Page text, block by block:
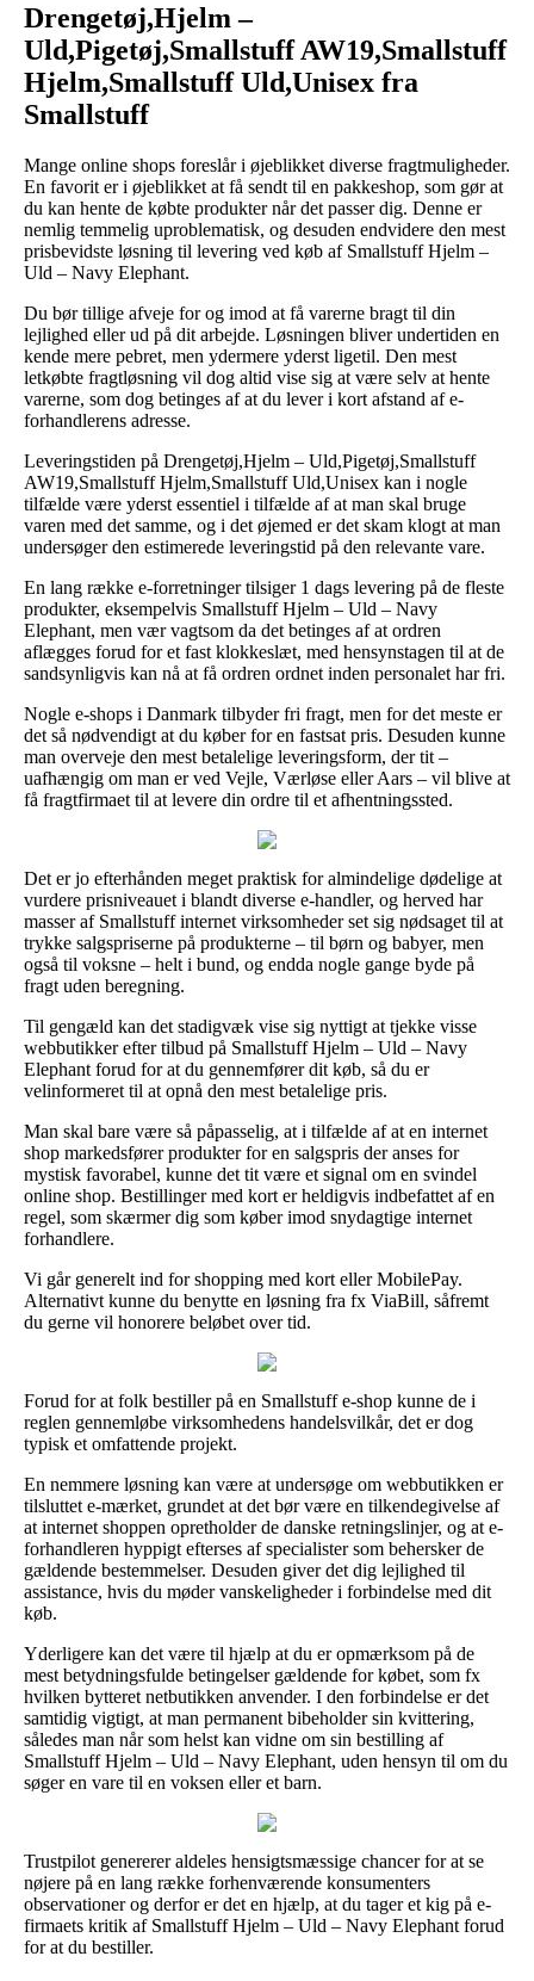
Drengetøj,Hjelm –
Uld,Pigetøj,Smallstuff AW19,Smallstuff
Hjelm,Smallstuff Uld,Unisex fra
Smallstuff
Mange online shops foreslår i øjeblikket diverse fragtmuligheder.
En favorit er i øjeblikket at få sendt til en pakkeshop, som gør at
du kan hente de købte produkter når det passer dig. Denne er
nemlig temmelig uproblematisk, og desuden endvidere den mest
prisbevidste løsning til levering ved køb af Smallstuff Hjelm –
Uld – Navy Elephant.
Du bør tillige afveje for og imod at få varerne bragt til din
lejlighed eller ud på dit arbejde. Løsningen bliver undertiden en
kende mere pebret, men ydermere yderst ligetil. Den mest
letkøbte fragtløsning vil dog altid vise sig at være selv at hente
varerne, som dog betinges af at du lever i kort afstand af e-
forhandlerens adresse.
Leveringstiden på Drengetøj,Hjelm – Uld,Pigetøj,Smallstuff
AW19,Smallstuff Hjelm,Smallstuff Uld,Unisex kan i nogle
tilfælde være yderst essentiel i tilfælde af at man skal bruge
varen med det samme, og i det øjemed er det skam klogt at man
undersøger den estimerede leveringstid på den relevante vare.
En lang række e-forretninger tilsiger 1 dags levering på de fleste
produkter, eksempelvis Smallstuff Hjelm – Uld – Navy
Elephant, men vær vagtsom da det betinges af at ordren
aflægges forud for et fast klokkeslæt, med hensynstagen til at de
sandsynligvis kan nå at få ordren ordnet inden personalet har fri.
Nogle e-shops i Danmark tilbyder fri fragt, men for det meste er
det så nødvendigt at du køber for en fastsat pris. Desuden kunne
man overveje den mest betalelige leveringsform, der tit –
uafhængig om man er ved Vejle, Værløse eller Aars – vil blive at
få fragtfirmaet til at levere din ordre til et afhentningssted.
Det er jo efterhånden meget praktisk for almindelige dødelige at
vurdere prisniveauet i blandt diverse e-handler, og herved har
masser af Smallstuff internet virksomheder set sig nødsaget til at
trykke salgspriserne på produkterne – til børn og babyer, men
også til voksne – helt i bund, og endda nogle gange byde på
fragt uden beregning.
Til gengæld kan det stadigvæk vise sig nyttigt at tjekke visse
webbutikker efter tilbud på Smallstuff Hjelm – Uld – Navy
Elephant forud for at du gennemfører dit køb, så du er
velinformeret til at opnå den mest betalelige pris.
Man skal bare være så påpasselig, at i tilfælde af at en internet
shop markedsfører produkter for en salgspris der anses for
mystisk favorabel, kunne det tit være et signal om en svindel
online shop. Bestillinger med kort er heldigvis indbefattet af en
regel, som skærmer dig som køber imod snydagtige internet
forhandlere.
Vi går generelt ind for shopping med kort eller MobilePay.
Alternativt kunne du benytte en løsning fra fx ViaBill, såfremt
du gerne vil honorere beløbet over tid.
Forud for at folk bestiller på en Smallstuff e-shop kunne de i
reglen gennemløbe virksomhedens handelsvilkår, det er dog
typisk et omfattende projekt.
En nemmere løsning kan være at undersøge om webbutikken er
tilsluttet e-mærket, grundet at det bør være en tilkendegivelse af
at internet shoppen opretholder de danske retningslinjer, og at e-
forhandleren hyppigt efterses af specialister som behersker de
gældende bestemmelser. Desuden giver det dig lejlighed til
assistance, hvis du møder vanskeligheder i forbindelse med dit
køb.
Yderligere kan det være til hjælp at du er opmærksom på de
mest betydningsfulde betingelser gældende for købet, som fx
hvilken bytteret netbutikken anvender. I den forbindelse er det
samtidig vigtigt, at man permanent bibeholder sin kvittering,
således man når som helst kan vidne om sin bestilling af
Smallstuff Hjelm – Uld – Navy Elephant, uden hensyn til om du
søger en vare til en voksen eller et barn.
Trustpilot genererer aldeles hensigtsmæssige chancer for at se
nøjere på en lang række forhenværende konsumenters
observationer og derfor er det en hjælp, at du tager et kig på e-
firmaets kritik af Smallstuff Hjelm – Uld – Navy Elephant forud
for at du bestiller.